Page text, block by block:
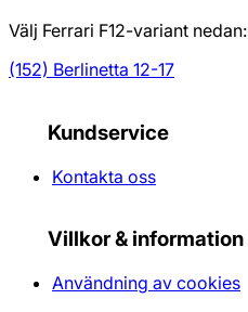
Välj Ferrari F12-variant nedan:
(152) Berlinetta 12-17
Kundservice
Kontakta oss
Villkor & information
Användning av cookies